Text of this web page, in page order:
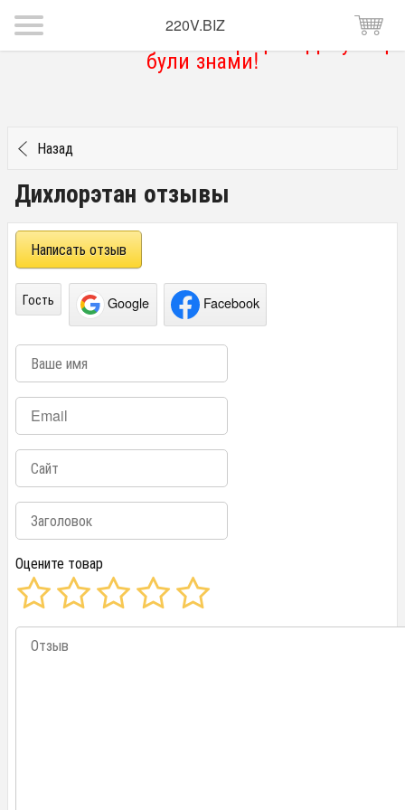
Магазин тимчасово не працює. Дякую що
були знами!
220V.BIZ
Назад
Дихлорэтан отзывы
Написать отзыв
Гость Google Facebook
Оцените товар